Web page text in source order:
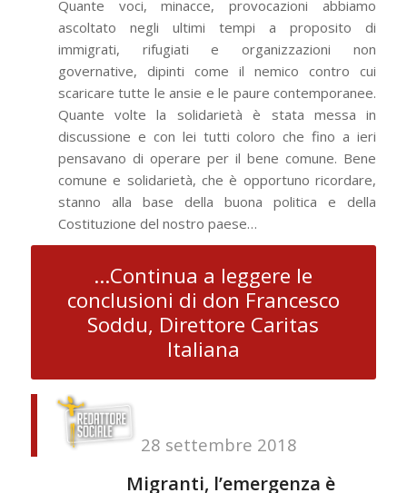
Quante voci, minacce, provocazioni abbiamo
ascoltato negli ultimi tempi a proposito di
immigrati, rifugiati e organizzazioni non
governative, dipinti come il nemico contro cui
scaricare tutte le ansie e le paure contemporanee.
Quante volte la solidarietà è stata messa in
discussione e con lei tutti coloro che fino a ieri
pensavano di operare per il bene comune. Bene
comune e solidarietà, che è opportuno ricordare,
stanno alla base della buona politica e della
Costituzione del nostro paese…
...Continua a leggere le
conclusioni di don Francesco
Soddu, Direttore Caritas
Italiana
28 settembre 2018
Migranti, l’emergenza è